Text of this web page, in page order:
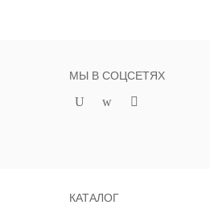
МЫ В СОЦСЕТЯХ
КАТАЛОГ